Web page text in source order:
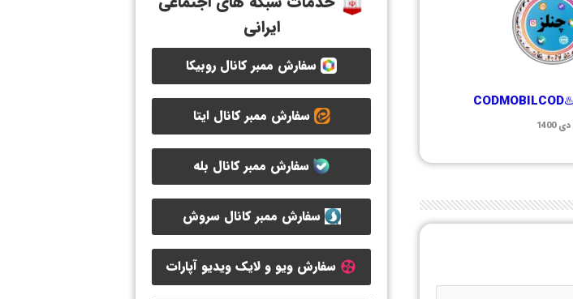
ایرانی
سفارش ممبر کانال روبیکا
سفارش ممبر کانال ایتا
سفارش ممبر کانال بله
سفارش ممبر کانال سروش
سفارش ویو و لایک ویدیو آپارات